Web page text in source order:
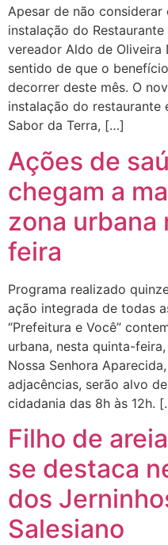
Apesar de não
instalação do
vereador Aldo de
sentido de que o
decorrer deste mês. O
instalação do restaurante
Sabor da Terra, […]
Ações de
chegam a
zona
feira
Programa realizado
ação integrada de todas
“Prefeitura e Você”
urbana, nesta quinta-
Nossa Senhora
adjacências, serão alvo
cidadania das 8h às 12h.
Filho de
se destaca
dos
Salesiano